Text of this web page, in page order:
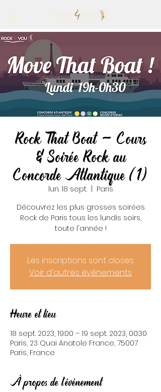
Rock That Boat - Cours
& Soirée Rock au
Concorde Atlantique (1)
lun. 18 sept.
  |
Paris
Découvrez les plus grosses soirées
Rock de Paris tous les lundis soirs,
toute l'année !
Les inscriptions sont closes
Voir d'autres événements
Heure et lieu
18 sept. 2023, 19:00 – 19 sept. 2023, 00:30
Paris, 23 Quai Anatole France, 75007
Paris, France
À propos de l'événement